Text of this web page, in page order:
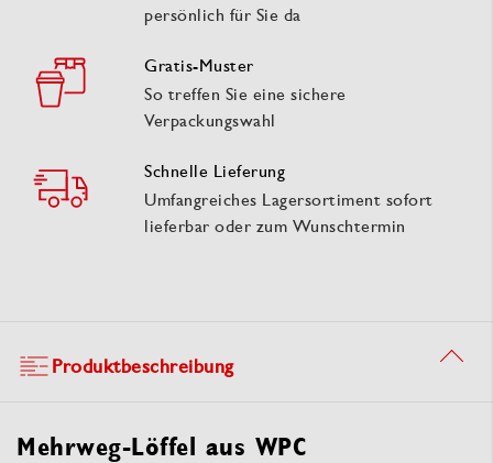
persönlich für Sie da
Gratis-Muster
So treffen Sie eine sichere
Verpackungswahl
Schnelle Lieferung
Umfangreiches Lagersortiment sofort
lieferbar oder zum Wunschtermin
Produktbeschreibung
Mehrweg-Löffel aus WPC